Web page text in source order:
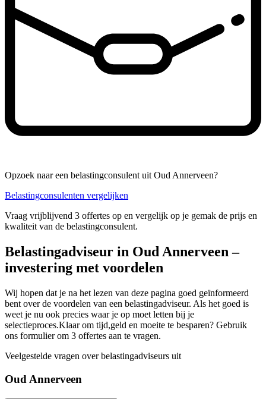
Opzoek naar een belastingconsulent uit Oud Annerveen?
Belastingconsulenten vergelijken
Vraag vrijblijvend 3 offertes op en vergelijk op je gemak de prijs en
kwaliteit van de belastingconsulent.
Belastingadviseur in Oud Annerveen –
investering met voordelen
Wij hopen dat je na het lezen van deze pagina goed geïnformeerd
bent over de voordelen van een belastingadviseur. Als het goed is
weet je nu ook precies waar je op moet letten bij je
selectieproces.Klaar om tijd,geld en moeite te besparen? Gebruik
ons formulier om 3 offertes aan te vragen.
Veelgestelde vragen over belastingadviseurs uit
Oud Annerveen